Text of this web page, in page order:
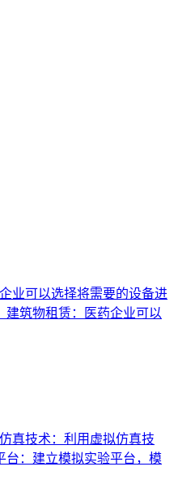
业可以选择将需要的设备进
建筑物租赁：医药企业可以
真技术：利用虚拟仿真技
台：建立模拟实验平台，模